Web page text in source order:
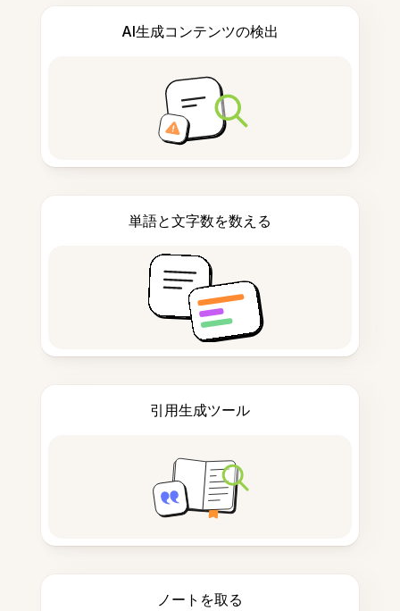
AI生成コンテンツの検出
単語と文字数を数える
引用生成ツール
ノートを取る